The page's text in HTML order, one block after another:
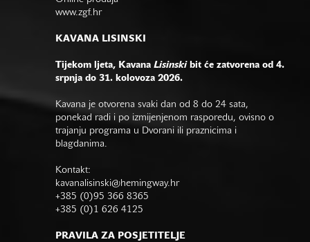
www.zgf.hr
KAVANA LISINSKI
Tijekom ljeta, Kavana Lisinski bit će zatvorena od 4.
srpnja do 31. kolovoza 2026.
Kavana je otvorena svaki dan od 8 do 24 sata,
ponekad radi i po izmijenjenom rasporedu, ovisno o
trajanju programa u Dvorani ili praznicima i
blagdanima.
Kontakt:
kavanalisinski@hemingway.hr
+385 (0)95 366 8365
+385 (0)1 626 4125
PRAVILA ZA POSJETITELJE